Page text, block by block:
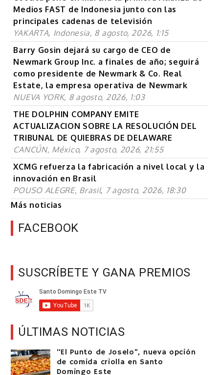
Medios FAST de Indonesia junto con las
principales cadenas de televisión
YAKARTA, Indonesia, 8 agosto, 2026, 1:15
Barry Gosin dejará su cargo de CEO de
Newmark Group Inc. a finales de año; seguirá
como presidente de Newmark & Co. Real
Estate, la empresa operativa de Newmark
NUEVA YORK, 8 agosto, 2026, 1:03
THE DOLPHIN COMPANY EMITE
ACTUALIZACION SOBRE LA RESOLUCIÓN DEL
TRIBUNAL DE QUIEBRAS DE DELAWARE
CANCÚN, México, 7 agosto, 2026, 21:55
XCMG refuerza la fabricación a nivel local y la
innovación en Brasil
POUSO ALEGRE, Brasil, 7 agosto, 2026, 18:30
Más noticias
FACEBOOK
SUSCRÍBETE Y GANA PREMIOS
ÚLTIMAS NOTICIAS
“El Punto de Joselo”, nueva opción
de comida criolla en Santo
Domingo Este